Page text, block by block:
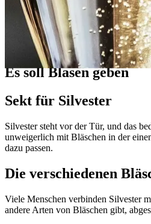
Mehr über Wein lernen
Es soll Blasen geben
Sekt für Silvester
Silvester steht vor der Tür, und das
unweigerlich mit Bläschen in der
dazu passen.
Die verschiedenen
Viele Menschen verbinden Silvester
andere Arten von Bläschen gibt,